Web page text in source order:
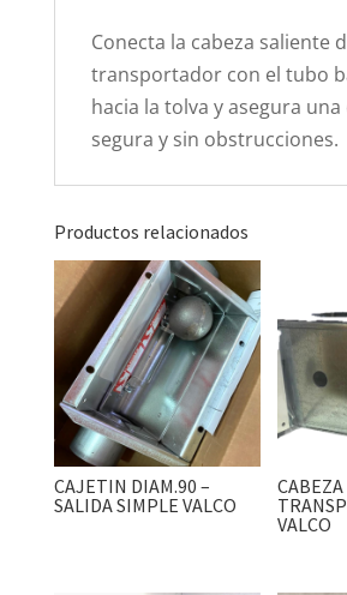
Conecta la cabeza saliente
transportador con el tubo
hacia la tolva y asegura
segura y sin obstrucciones.
Productos relacionados
CAJETIN DIAM.90 –
SALIDA SIMPLE VALCO
VALCO